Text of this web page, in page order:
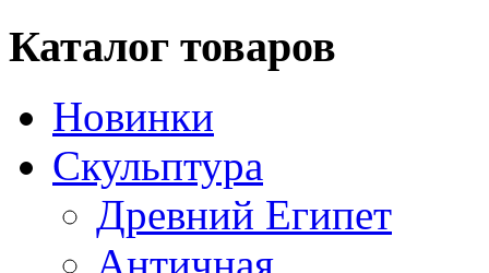
Каталог товаров
Новинки
Скульптура
Древний Египет